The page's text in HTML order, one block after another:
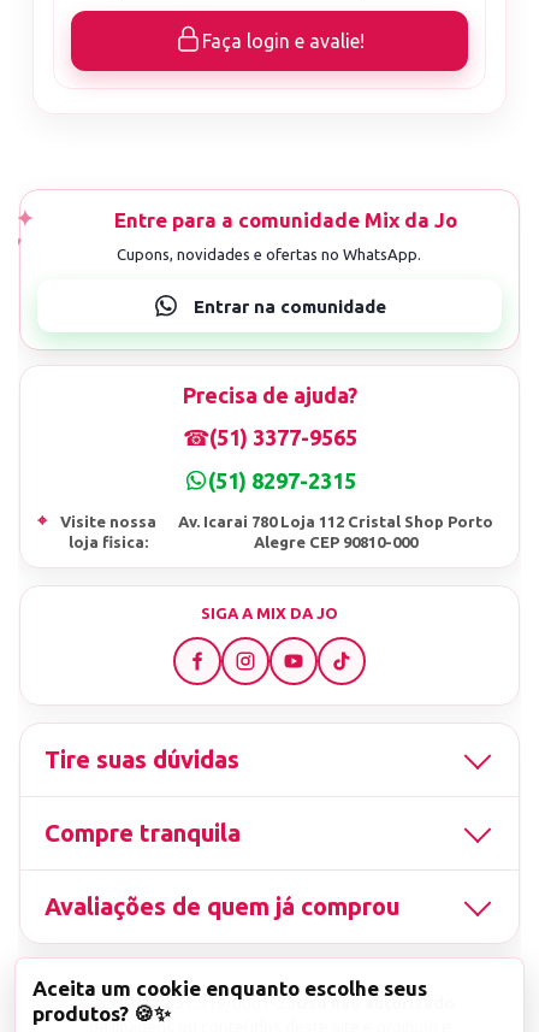
Faça login e avalie!
Precisa de ajuda?
☎(51) 3377-9565
(51) 8297-2315
⌖
Visite nossa
loja fisica:
Av. Icarai 780 Loja 112 Cristal Shop Porto
Alegre CEP 90810-000
SIGA A MIX DA JO
Tire suas dúvidas
Compre tranquila
Avaliações de quem já comprou
▤ CNPJ13.851.519/0001-25
de imagens ou conteúdos deste site é proibido e
Aceita um cookie enquanto escolhe seus
produtos? 🍪✨